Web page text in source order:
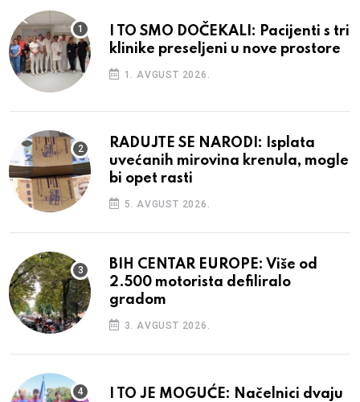
I TO SMO DOČEKALI: Pacijenti s tri
klinike preseljeni u nove prostore
1. AVGUST 2026.
RADUJTE SE NARODI: Isplata
uvećanih mirovina krenula, mogle
bi opet rasti
5. AVGUST 2026.
BIH CENTAR EUROPE: Više od
2.500 motorista defiliralo
gradom
3. AVGUST 2026.
I TO JE MOGUĆE: Načelnici dvaju